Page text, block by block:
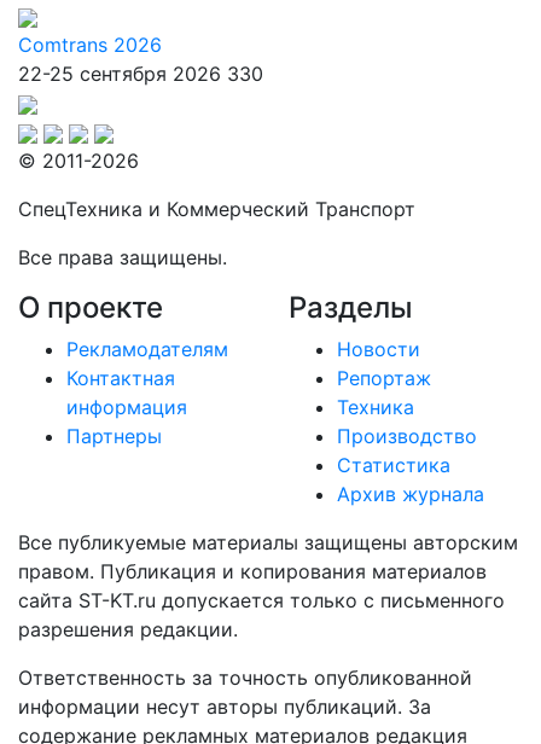
Comtrans 2026
22-25 сентября 2026 330
© 2011-2026
СпецТехника и Коммерческий Транспорт
Все права защищены.
О проекте
Рекламодателям
Контактная
информация
Партнеры
Разделы
Новости
Репортаж
Техника
Производство
Статистика
Архив журнала
Все публикуемые материалы защищены авторским
правом. Публикация и копирования материалов
сайта ST-KT.ru допускается только с письменного
разрешения редакции.
Ответственность за точность опубликованной
информации несут авторы публикаций. За
содержание рекламных материалов редакция